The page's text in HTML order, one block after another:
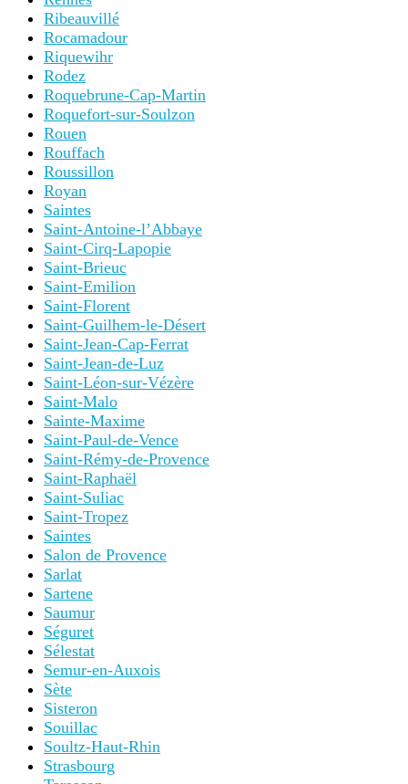
Ribeauvillé
Rocamadour
Riquewihr
Rodez
Roquebrune-Cap-Martin
Roquefort-sur-Soulzon
Rouen
Rouffach
Roussillon
Royan
Saintes
Saint-Antoine-l’Abbaye
Saint-Cirq-Lapopie
Saint-Brieuc
Saint-Emilion
Saint-Florent
Saint-Guilhem-le-Désert
Saint-Jean-Cap-Ferrat
Saint-Jean-de-Luz
Saint-Léon-sur-Vézère
Saint-Malo
Sainte-Maxime
Saint-Paul-de-Vence
Saint-Rémy-de-Provence
Saint-Raphaël
Saint-Suliac
Saint-Tropez
Saintes
Salon de Provence
Sarlat
Sartene
Saumur
Séguret
Sélestat
Semur-en-Auxois
Sète
Sisteron
Souillac
Soultz-Haut-Rhin
Strasbourg